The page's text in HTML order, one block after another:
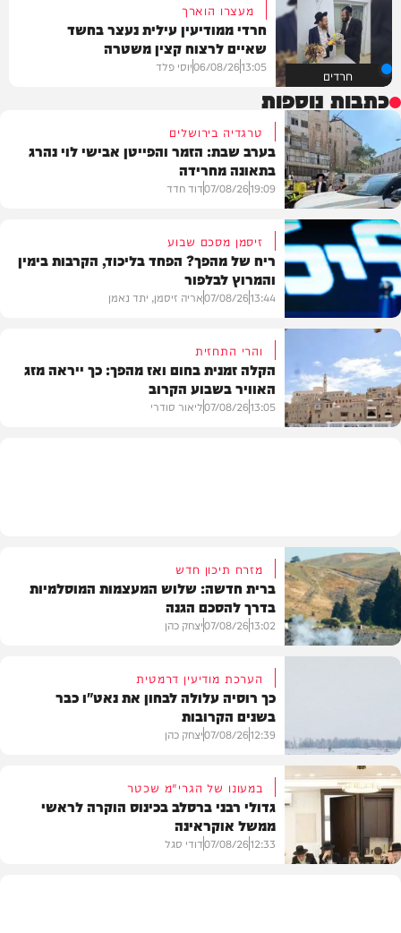
חרדים
מעצרו הוארך
חרדי ממודיעין עילית נעצר בחשד
שאיים לרצוח קצין משטרה
13:05
06/08/26יוסי פלד
כתבות נוספות
בארץ
טרגדיה בירושלים
בערב שבת: הזמר והפייטן אבישי לוי נהרג
בתאונה מחרידה
19:09
07/08/26דוד חדד
פוליטי
זיסמן מסכם שבוע
ריח של מהפך? הפחד בליכוד, הקרבות בימין
והמרוץ לבלפור
13:44
07/08/26אריה זיסמן, יתד נאמן
והרי התחזית
הקלה זמנית בחום ואז מהפך: כך ייראה מזג
האוויר בשבוע הקרוב
13:05
07/08/26ליאור סודרי
מזרח תיכון חדש
ברית חדשה: שלוש המעצמות המוסלמיות
בדרך להסכם הגנה
13:02
07/08/26יצחק כהן
הערכת מודיעין דרמטית
כך רוסיה עלולה לבחון את נאט"ו כבר
בשנים הקרובות
12:39
07/08/26יצחק כהן
במעונו של הגרי"מ שכטר
גדולי רבני ברסלב בכינוס הוקרה לראשי
ממשל אוקראינה
12:33
07/08/26דודי סגל